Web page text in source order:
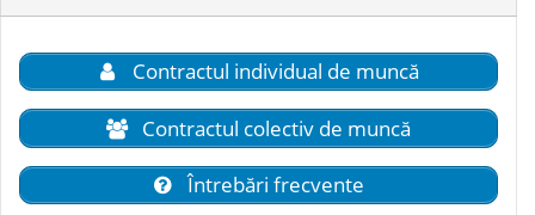
Contractul individual de muncă
Contractul colectiv de muncă
Întrebări frecvente